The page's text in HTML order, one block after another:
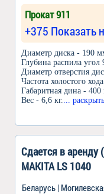
Прокат 911
+375 Показать
Диаметр диска - 190
Глубина распила угол
Диаметр отверстия
Частота холостого
Габаритная дина - 400
Вес - 6,6 кг.
... раскрыть
Сдается в аренду
MAKITA LS 1040
Беларусь |